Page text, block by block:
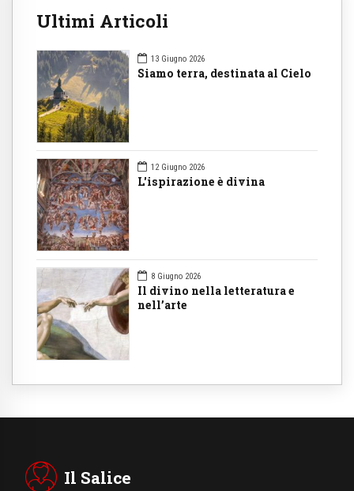
Ultimi Articoli
13 Giugno 2026
Siamo terra, destinata al Cielo
12 Giugno 2026
L'ispirazione è divina
8 Giugno 2026
Il divino nella letteratura e
nell’arte
Il Salice